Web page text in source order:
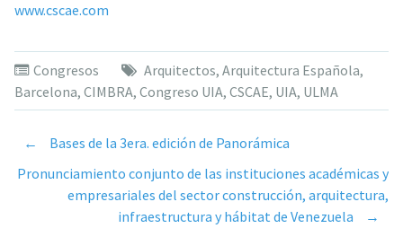
www.cscae.com
Congresos Arquitectos, Arquitectura Española,
Barcelona, CIMBRA, Congreso UIA, CSCAE, UIA, ULMA
Post
navigation
←
Bases de la 3era. edición de Panorámica
Pronunciamiento conjunto de las instituciones académicas y
empresariales del sector construcción, arquitectura,
infraestructura y hábitat de Venezuela
→